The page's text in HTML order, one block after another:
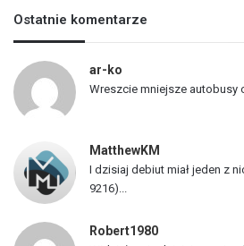
t
a
o
j
w
Ostatnie komentarze
ar-ko
Wreszcie mniejsze autobusy
MatthewKM
I dzisiaj debiut miał jeden z
9216)...
Robert1980